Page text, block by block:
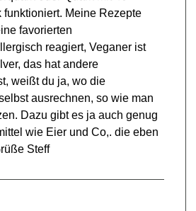
Meine Rezepte
favorierten
reagiert, Veganer ist
das hat andere
weißt du ja, wo die
ausrechnen, so wie man
Dazu gibt es ja auch genug
wie Eier und Co,. die eben
Steff